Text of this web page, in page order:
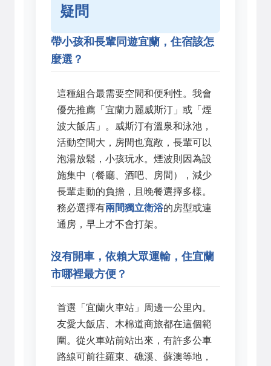
疑問
帶小孩和長輩同遊宜蘭，住宿該怎
麼選？
這種組合最需要空間和便利性。我會
優先推薦「宜蘭力麗威斯汀」或「煙
波大飯店」。威斯汀有溫泉和泳池，
活動空間大，房間也寬敞，長輩可以
泡湯放鬆，小孩玩水。煙波則因為設
施集中（餐廳、酒吧、房間），減少
長輩走動的負擔，且晚餐選擇多樣。
務必選擇有兩間獨立衛浴的房型或連
通房，早上才不會打架。
沒有開車，依賴大眾運輸，住宜蘭
市哪裡最方便？
首選「宜蘭火車站」周邊一公里內。
友愛大飯店、木棉道商旅都在這個範
圍。從火車站前站出來，有許多公車
路線可前往羅東、礁溪、蘇澳等地，